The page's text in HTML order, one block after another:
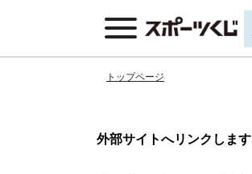
トップページ
外部サイトへリンクします